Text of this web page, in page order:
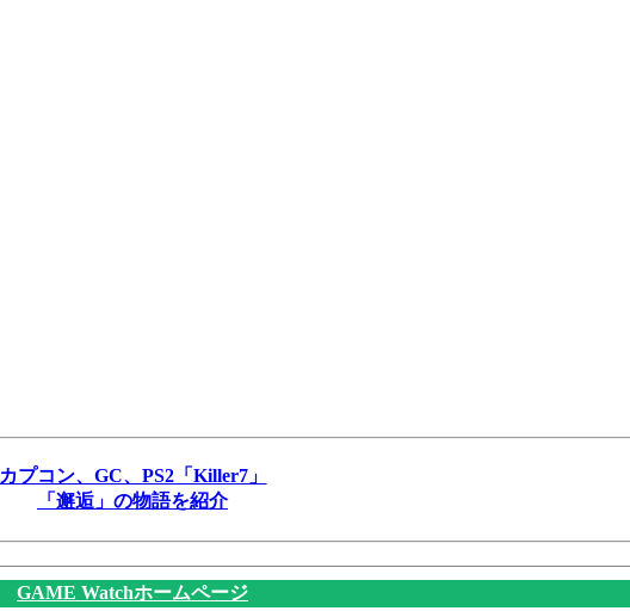
カプコン、GC、PS2「Killer7」
「邂逅」の物語を紹介
GAME Watchホームページ